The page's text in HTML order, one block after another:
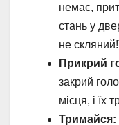
немає,
стань у
не
Прикрий
закрий
місця, і їх
Тримайся: